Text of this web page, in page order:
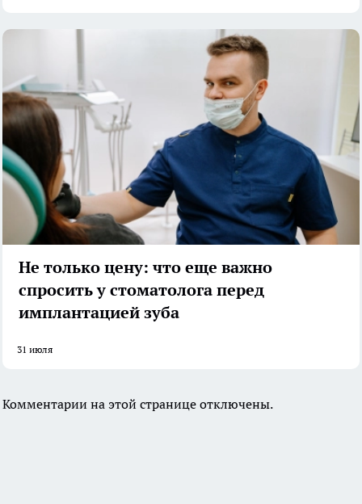
Не только цену: что еще важно
спросить у стоматолога перед
имплантацией зуба
31 июля
Комментарии на этой странице отключены.